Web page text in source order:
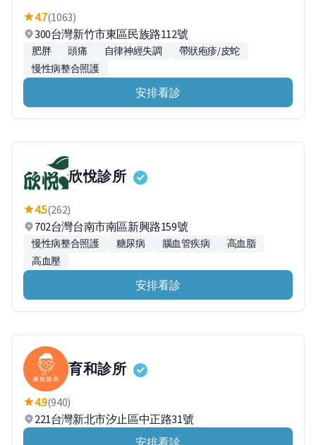
4.7(1063)
300台灣新竹市東區民族路112號
肥胖 頭痛 自律神經失調
帶狀疱疹/皮蛇
慢性病整合照護
安排看診
欣悅診所
4.5(262)
702台灣台南市南區新興路159號
慢性病整合照護 糖尿病 腦血管疾病
高血脂
高血壓
安排看診
育和診所
4.9(940)
221台灣新北市汐止區中正路31號